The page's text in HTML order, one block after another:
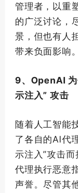
管理者，以重
的广泛讨论，
景，但也有人
带来负面影响。
9、OpenAI
示注入” 攻击
随着人工智能
了各自的AI代
示注入”攻击
代理执行恶意
声誉。尽管其